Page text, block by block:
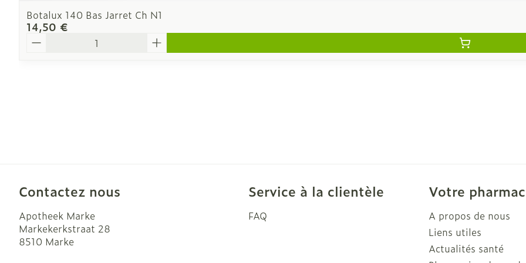
Botalux 140 Bas Jarret Ch N1
14,50 €
Contactez nous
Apotheek Marke
Markekerkstraat 28
8510 Marke
Service à la clientèle
FAQ
Votre
A propos de nous
Liens utiles
Actualités santé